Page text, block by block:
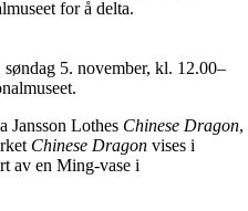
for å delta.
søndag 5. november, kl. 12.00–
Jansson Lothes Chinese Dragon,
Chinese Dragon vises i
av en Ming-vase i